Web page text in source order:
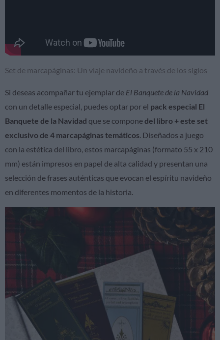
Set de marcapáginas: Un viaje navideño a través de los siglos
Si deseas acompañar tu ejemplar de El Banquete de la Navidad
con un detalle especial, puedes optar por el pack especial El
Banquete de la Navidad que se componedel libro + este set
exclusivo de 4 marcapáginas temáticos. Diseñados a juego
con la estética del libro, estos marcapáginas (formato 55 x 210
mm) están impresos en papel de alta calidad y presentan una
selección de frases auténticas que evocan el espíritu navideño
en diferentes momentos de la historia.